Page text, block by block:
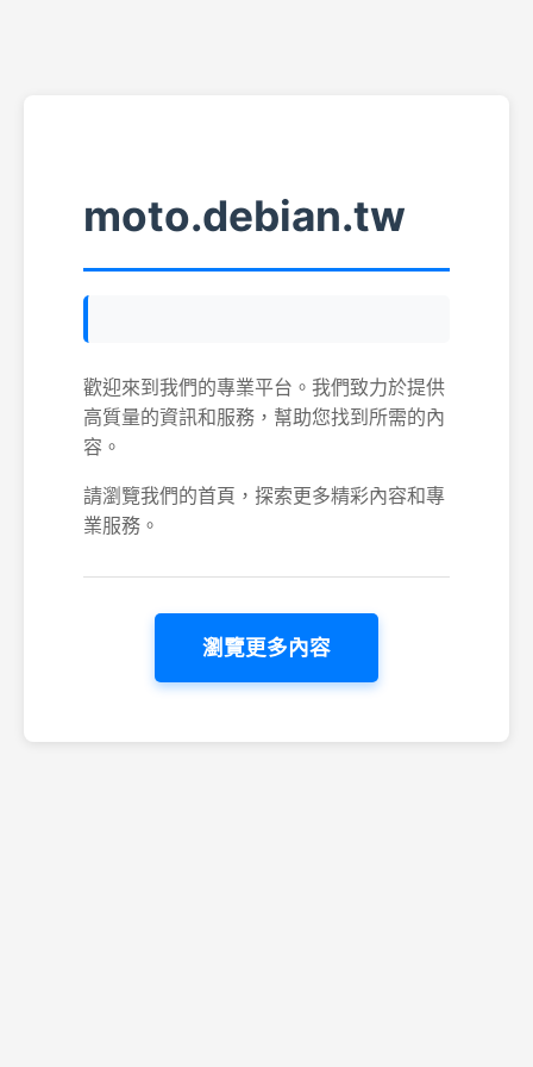
moto.debian.tw
歡迎來到我們的專業平台。我們致力於提供
高質量的資訊和服務，幫助您找到所需的內
容。
請瀏覽我們的首頁，探索更多精彩內容和專
業服務。
瀏覽更多內容